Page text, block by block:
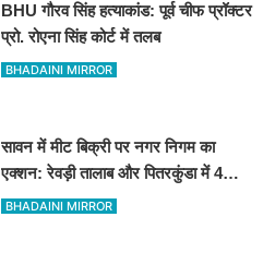
BHU गौरव सिंह हत्याकांड: पूर्व चीफ प्रॉक्टर
प्रो. रोएना सिंह कोर्ट में तलब
BHADAINI MIRROR
सावन में मीट बिक्री पर नगर निगम का
एक्शन: रेवड़ी तालाब और पितरकुंडा में 4
दुकानों पर गिरी गाज
BHADAINI MIRROR